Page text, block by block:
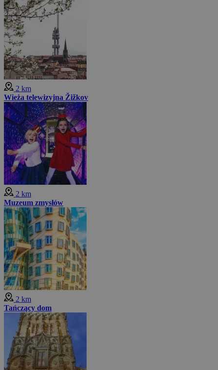
2 km
Wieża telewizyjna Žižkov
2 km
Muzeum zmysłów
2 km
Tańczący dom